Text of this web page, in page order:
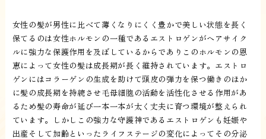
女性の髪が男性に比べて薄くなりにくく豊かで美しい状態を長く
保てるのは女性ホルモンの一種であるエストロゲンがヘアサイク
ルに強力な保護作用を及ぼしているからでありこのホルモンの恩
恵によって女性の髪は成長期が長く維持されています。エストロ
ゲンにはコラーゲンの生成を助けて頭皮の弾力を保つ働きのほか
に髪の成長期を持続させ毛母細胞の活動を活性化させる作用があ
るため髪の寿命が延び一本一本が太く丈夫に育つ環境が整えられ
ています。しかしこの強力な守護神であるエストロゲンも妊娠や
出産そして加齢といったライフステージの変化によってその分泌